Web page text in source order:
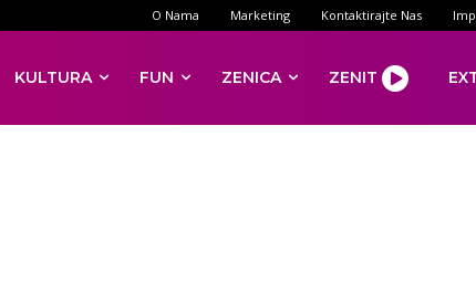
O Nama Marketing Kontaktirajte Nas
KULTURA FUN ZENICA ZENIT